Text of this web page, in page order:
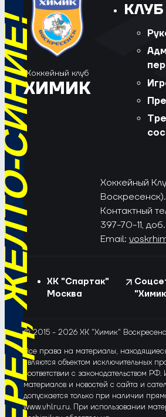
СИНИЕ!
Хоккейный клуб
ХИМИК
КЛУБ
Хоккейный
Воскресенск).
Контактный
397-70-11,
Email:
ХК "Спартак"
Москва
© 2015 - 2026 ХК "Химик"
Все права на материалы,
являются объектом исключительных
соответствии с законодательством
материалов и новостей с сайта и
допускается только при наличии
www.vhlru.ru. При использовании